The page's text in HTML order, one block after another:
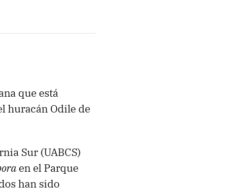
que está
huracán Odile de
Sur (UABCS)
en el Parque
han sido